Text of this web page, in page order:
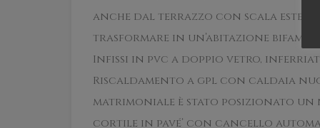
anche dal terrazzo con scala
trasformare in un’abitazione
Infissi in pvc a doppio vetro,
Riscaldamento a gpl con caldaia
matrimoniale è stato posizionato un
cortile in pavé’ con cancello